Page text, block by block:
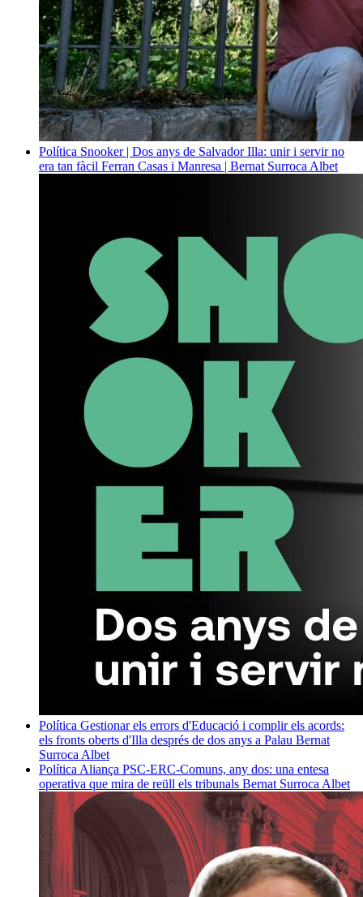
Política Snooker | Dos anys de Salvador Illa: unir i servir no
era tan fàcil Ferran Casas i Manresa | Bernat Surroca Albet
Política Gestionar els errors d'Educació i complir els acords:
els fronts oberts d'Illa després de dos anys a Palau Bernat
Surroca Albet
Política Aliança PSC-ERC-Comuns, any dos: una entesa
operativa que mira de reüll els tribunals Bernat Surroca Albet